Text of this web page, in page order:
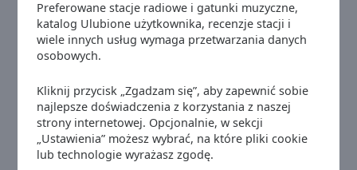
Preferowane stacje radiowe i gatunki muzyczne,
katalog Ulubione użytkownika, recenzje stacji i
wiele innych usług wymaga przetwarzania danych
osobowych.
Kliknij przycisk „Zgadzam się”, aby zapewnić sobie
najlepsze doświadczenia z korzystania z naszej
strony internetowej. Opcjonalnie, w sekcji
„Ustawienia” możesz wybrać, na które pliki cookie
lub technologie wyrażasz zgodę.
window.
Radio RMF - Relaks
Radio RMF - Francais
Radio RMF - Sizeer FM
Radio RMF - Studencka impreza
Radio RMF - Styl
Radio RMF - Szanty
Telefon:
+48 12 662 20 00
Strona internetowa:
www.rmfon.pl
Email:
redakcja@rmfon.pl
Twitter:
@rmf_fm
Instagram:
@radio_rmffm
Youtube:
@RADIORMF
email: support@rmfon.pl